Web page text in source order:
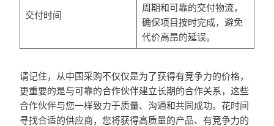
交付时间
周期和可靠的交付物流，
确保项目按时完成，避免
代价高昂的延误。
请记住，从中国采购不仅仅是为了获得有竞争力的价格，
更重要的是与可靠的合作伙伴建立长期的合作关系，这些
合作伙伴与您一样致力于质量、沟通和共同成功。花时间
寻找合适的供应商，您将获得高质量的产品、有竞争力的